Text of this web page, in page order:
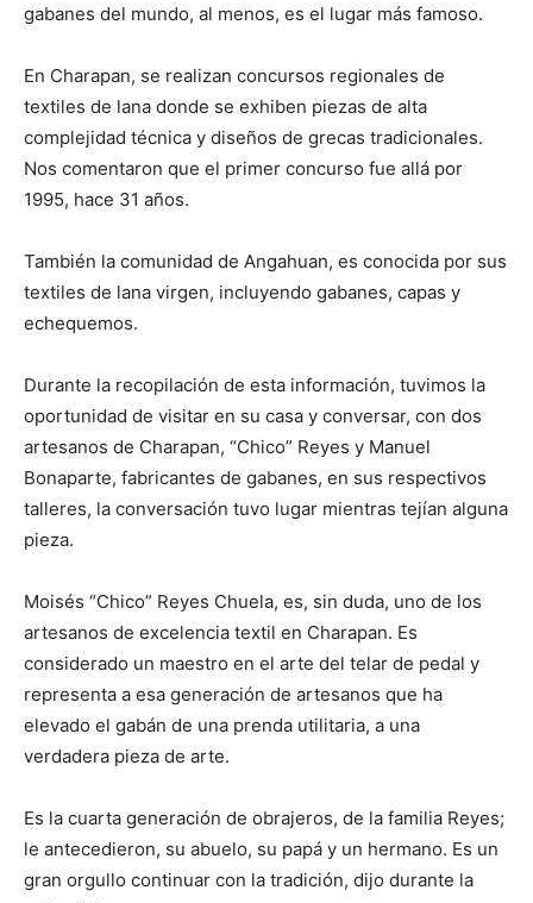
gabanes del mundo, al menos, es el lugar más famoso.
En Charapan, se realizan concursos regionales de
textiles de lana donde se exhiben piezas de alta
complejidad técnica y diseños de grecas tradicionales.
Nos comentaron que el primer concurso fue allá por
1995, hace 31 años.
También la comunidad de Angahuan, es conocida por sus
textiles de lana virgen, incluyendo gabanes, capas y
echequemos.
Durante la recopilación de esta información, tuvimos la
oportunidad de visitar en su casa y conversar, con dos
artesanos de Charapan, “Chico” Reyes y Manuel
Bonaparte, fabricantes de gabanes, en sus respectivos
talleres, la conversación tuvo lugar mientras tejían alguna
pieza.
Moisés “Chico” Reyes Chuela, es, sin duda, uno de los
artesanos de excelencia textil en Charapan. Es
considerado un maestro en el arte del telar de pedal y
representa a esa generación de artesanos que ha
elevado el gabán de una prenda utilitaria, a una
verdadera pieza de arte.
Es la cuarta generación de obrajeros, de la familia Reyes;
le antecedieron, su abuelo, su papá y un hermano. Es un
gran orgullo continuar con la tradición, dijo durante la